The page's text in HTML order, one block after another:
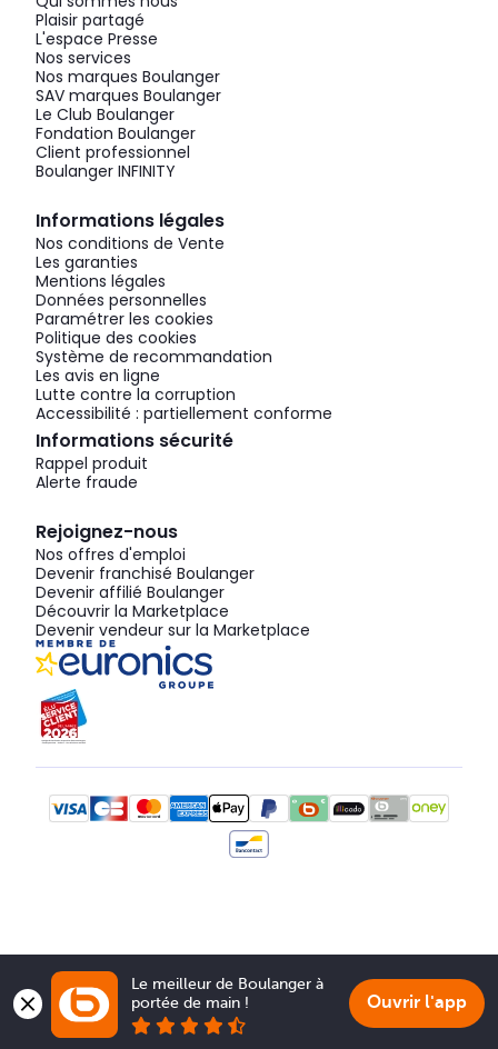
Plaisir partagé
L'espace Presse
Nos services
Nos marques Boulanger
SAV marques Boulanger
Le Club Boulanger
Fondation Boulanger
Client professionnel
Boulanger INFINITY
Informations légales
Nos conditions de Vente
Les garanties
Mentions légales
Données personnelles
Paramétrer les cookies
Politique des cookies
Système de recommandation
Les avis en ligne
Lutte contre la corruption
Accessibilité : partiellement conforme
Informations sécurité
Rappel produit
Alerte fraude
Rejoignez-nous
Nos offres d'emploi
Devenir franchisé Boulanger
Devenir affilié Boulanger
Découvrir la Marketplace
Devenir vendeur sur la Marketplace
Le meilleur de Boulanger à
portée de main !
Ouvrir l'app